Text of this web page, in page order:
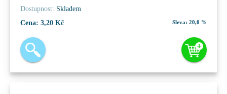
Dostupnost: Skladem
Cena: 3,20 Kč Sleva: 20,0 %